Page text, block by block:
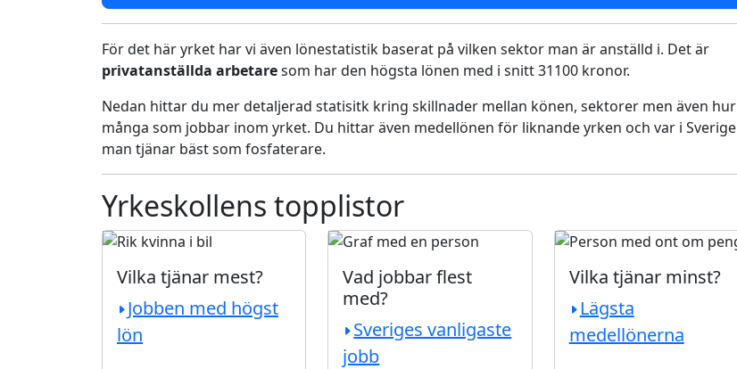
För det här yrket har vi även lönestatistik baserat på vilken sektor man är anställd i. Det är
privatanställda arbetaresom har den högsta lönen med i snitt 31100 kronor.
Nedan hittar du mer detaljerad statisitk kring skillnader mellan könen, sektorer men även hur
många som jobbar inom yrket. Du hittar även medellönen för liknande yrken och var i Sverige
man tjänar bäst som fosfaterare.
Yrkeskollens topplistor
Vilka tjänar mest?
Jobben med högst
lön
Vad jobbar flest
med?
Sveriges vanligaste
jobb
Vilka tjänar minst?
Lägsta
medellönerna